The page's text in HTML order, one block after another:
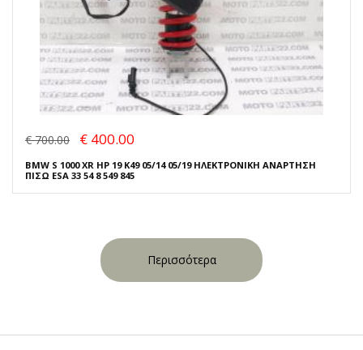
€ 700.00 € 400.00
BMW S 1000 XR HP 19 K49 05/14 05/19 ΗΛΕΚΤΡΟΝΙΚΗ ΑΝΑΡΤΗΣΗ
ΠΙΣΩ ESA 33 54 8 549 845
Περισσότερα